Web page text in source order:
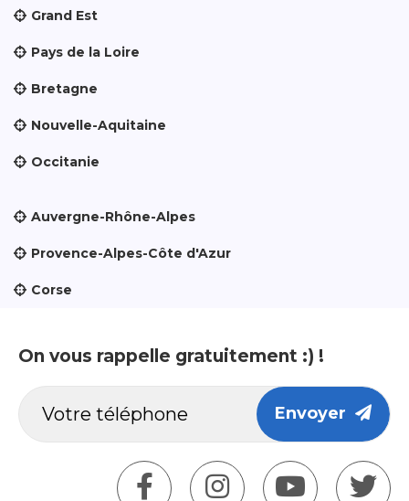
Grand Est
Pays de la Loire
Bretagne
Nouvelle-Aquitaine
Occitanie
Auvergne-Rhône-Alpes
Provence-Alpes-Côte d'Azur
Corse
On vous rappelle gratuitement :) !
Envoyer